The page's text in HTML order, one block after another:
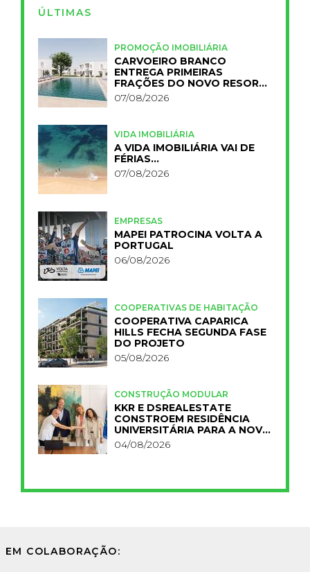
ÚLTIMAS
PROMOÇÃO IMOBILIÁRIA
CARVOEIRO BRANCO
ENTREGA PRIMEIRAS
FRAÇÕES DO NOVO RESORT
PRIMELIFE
07/08/2026
VIDA IMOBILIÁRIA
A VIDA IMOBILIÁRIA VAI DE
FÉRIAS…
07/08/2026
EMPRESAS
MAPEI PATROCINA VOLTA A
PORTUGAL
06/08/2026
COOPERATIVAS DE HABITAÇÃO
COOPERATIVA CAPARICA
HILLS FECHA SEGUNDA FASE
DO PROJETO
05/08/2026
CONSTRUÇÃO MODULAR
KKR E DSREALESTATE
CONSTROEM RESIDÊNCIA
UNIVERSITÁRIA PARA A NOVA
FCT
04/08/2026
EM COLABORAÇÃO: